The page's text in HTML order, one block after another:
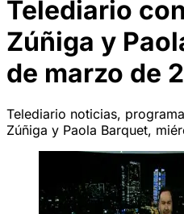
Telediario
Zúñiga y
de marzo de
Telediario noticias,
Zúñiga y Paola Barquet,